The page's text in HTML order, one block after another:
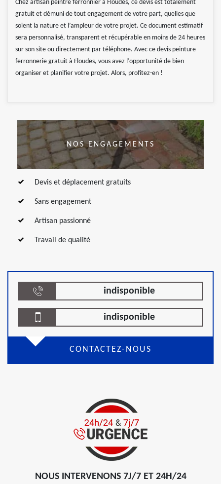
Chez artisan peintre ferronnier à Floudes, ce devis est totalement
gratuit et démuni de tout engagement de votre part, quelles que
soient la nature et l’ampleur de votre projet. Ce document estimatif
sera personnalisé, transparent et récupérable en moins de 24 heures
sur son site ou directement par téléphone. Avec ce devis peinture
ferronnerie gratuit à Floudes, vous avez l’opportunité de bien
organiser et planifier votre projet. Alors, profitez-en !
NOS ENGAGEMENTS
Devis et déplacement gratuits
Sans engagement
Artisan passionné
Travail de qualité
indisponible
indisponible
CONTACTEZ-NOUS
NOUS INTERVENONS 7J/7 ET 24H/24